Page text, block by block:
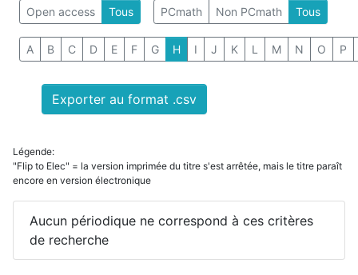
Open access Tous PCmath Non PCmath Tous
A B C D E F G H I J K L M N O P
Exporter au format .csv
Légende:
"Flip to Elec" = la version imprimée du titre s'est arrêtée, mais le titre paraît
encore en version électronique
Aucun périodique ne correspond à ces critères
de recherche